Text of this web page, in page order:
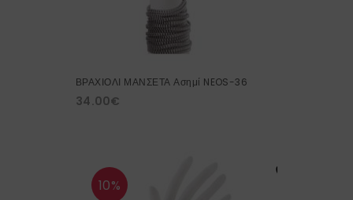
ΒΡΑΧΙΟΛΙ ΜΑΝΣΕΤΑ Ασημί NEOS-36
34.00€
10%